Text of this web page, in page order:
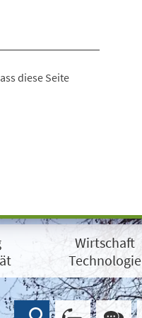
diese Seite
Wirtschaft
Technologie